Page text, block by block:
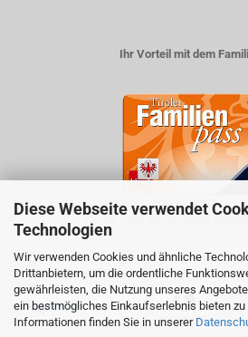
Diese Webseite verwendet
Technologien
Wir verwenden Cookies und ähnliche
Drittanbietern, um die ordentliche
gewährleisten, die Nutzung unseres
ein bestmögliches Einkaufserlebnis bieten zu
Informationen finden Sie in unserer
Ihr Vorteil mit dem
5% auf viele im Geschäft
ZAHLUNGSARTEN